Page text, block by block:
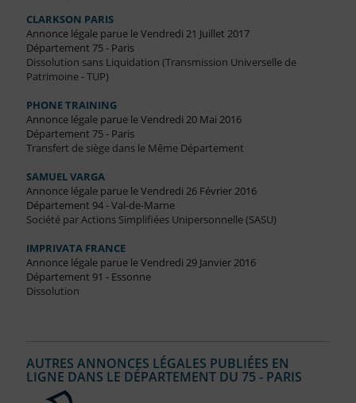
CLARKSON PARIS
Annonce légale parue le Vendredi 21 Juillet 2017
Département 75 - Paris
Dissolution sans Liquidation (Transmission Universelle de
Patrimoine - TUP)
PHONE TRAINING
Annonce légale parue le Vendredi 20 Mai 2016
Département 75 - Paris
Transfert de siège dans le Même Département
SAMUEL VARGA
Annonce légale parue le Vendredi 26 Février 2016
Département 94 - Val-de-Marne
Société par Actions Simplifiées Unipersonnelle (SASU)
IMPRIVATA FRANCE
Annonce légale parue le Vendredi 29 Janvier 2016
Département 91 - Essonne
Dissolution
AUTRES ANNONCES LÉGALES PUBLIÉES EN
LIGNE DANS LE DÉPARTEMENT DU 75 - PARIS